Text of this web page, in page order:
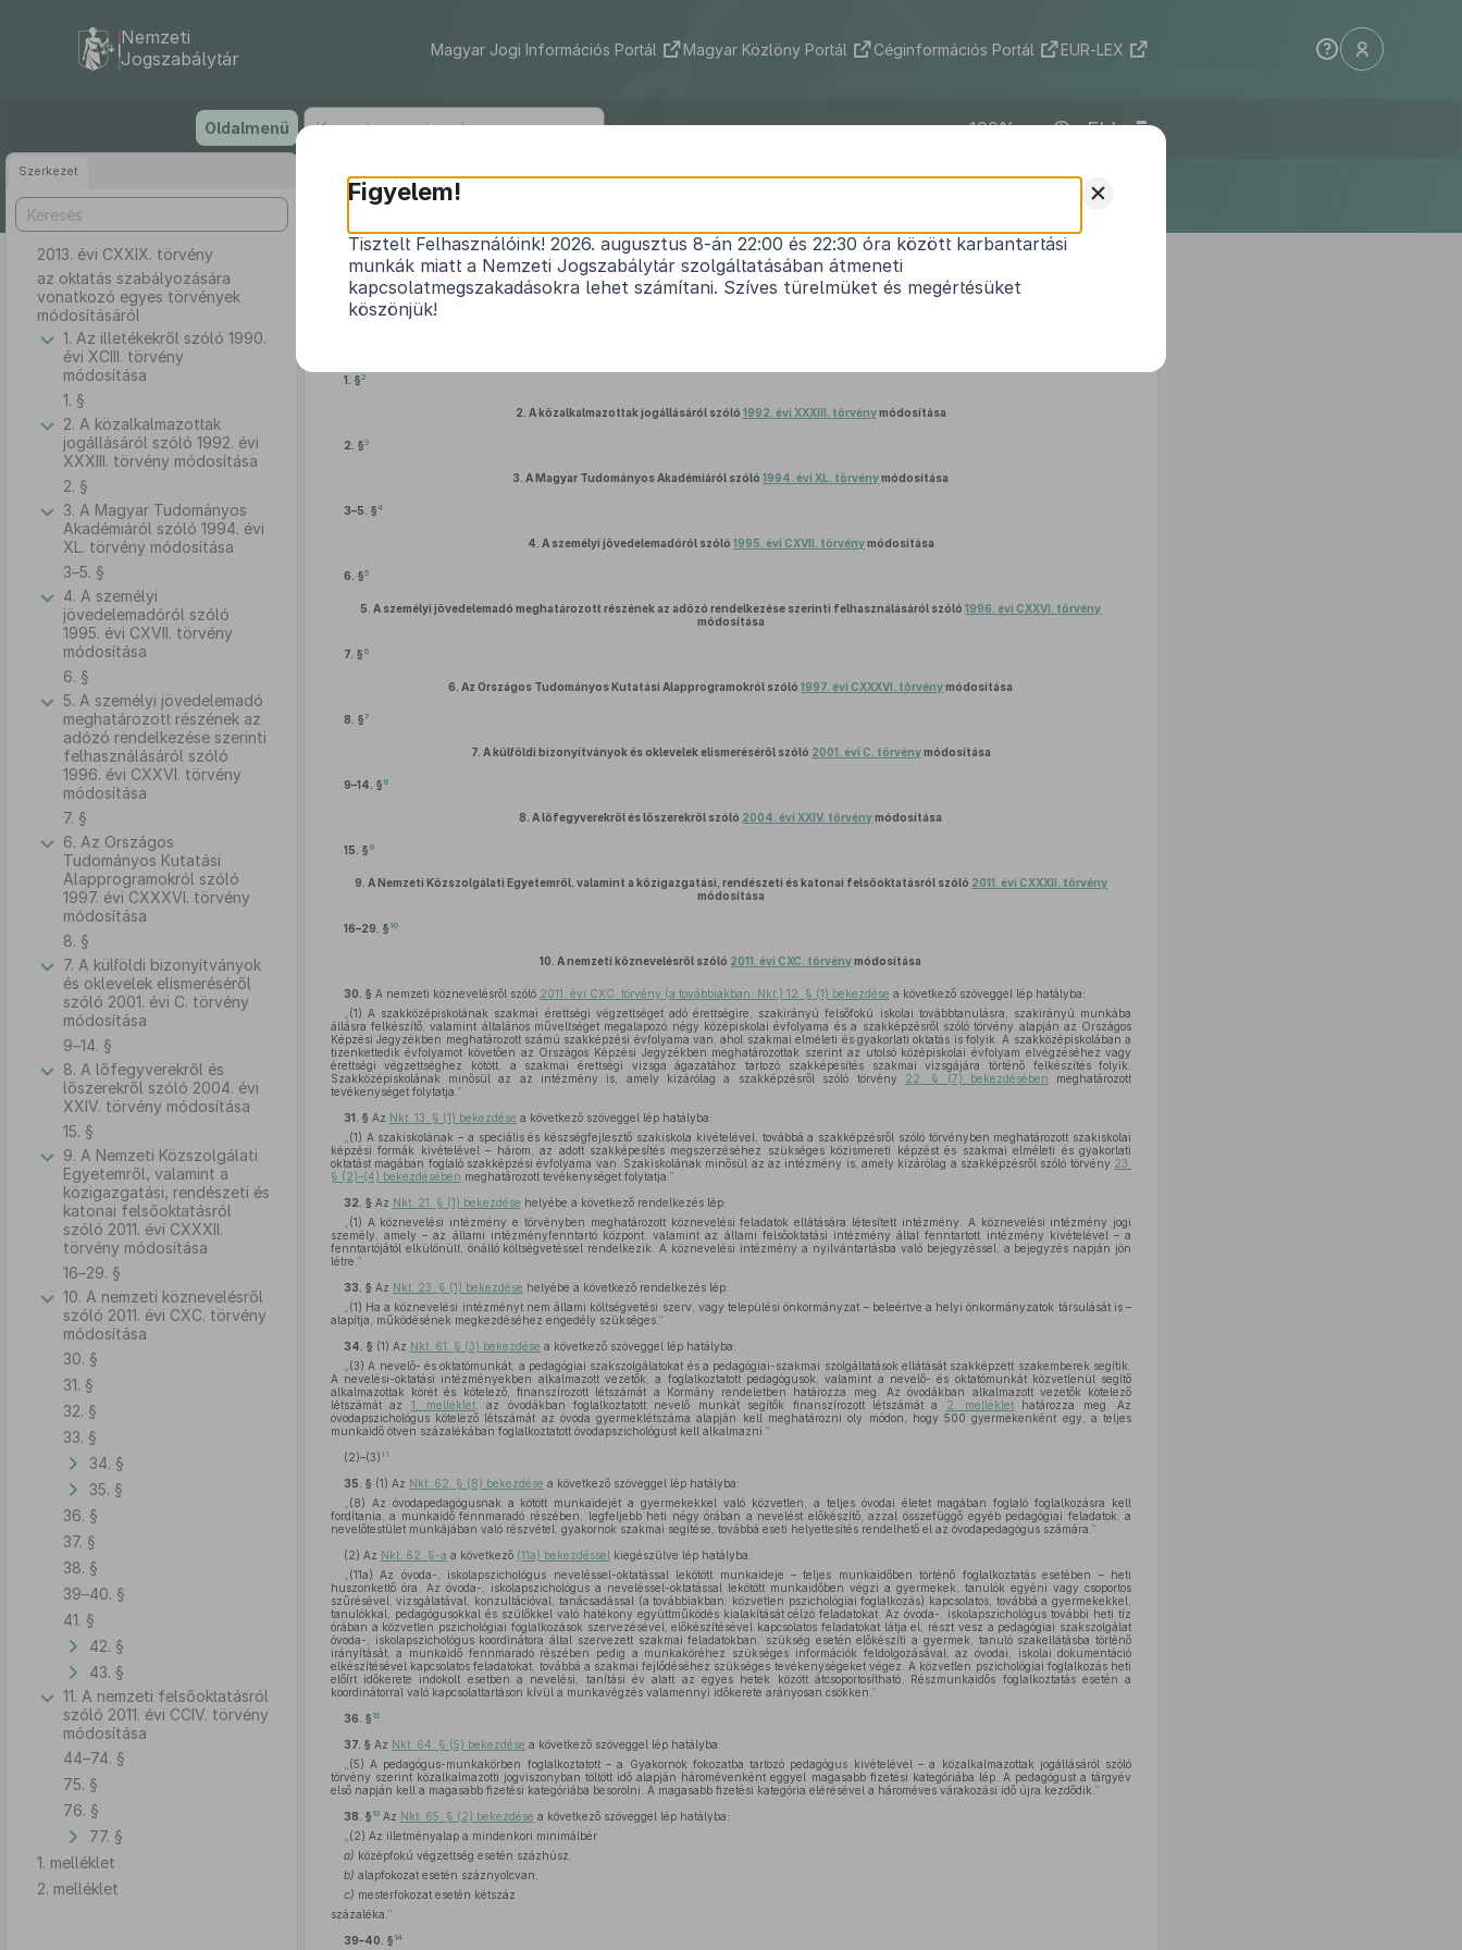
tartalomra
Nemzeti
Jogszabálytár
Magyar Jogi Információs Portál Magyar Közlöny Portál Céginformációs Portál EUR-LEX
Oldalmenü ELI
Szerkezet
2013. évi CXXIX. törvény
az oktatás szabályozására
vonatkozó egyes törvények
módosításáról
1. Az illetékekről szóló 1990.
évi XCIII. törvény
módosítása
1. §
2. A közalkalmazottak
jogállásáról szóló 1992. évi
XXXIII. törvény módosítása
2. §
3. A Magyar Tudományos
Akadémiáról szóló 1994. évi
XL. törvény módosítása
3–5. §
4. A személyi
jövedelemadóról szóló
1995. évi CXVII. törvény
módosítása
6. §
5. A személyi jövedelemadó
meghatározott részének az
adózó rendelkezése szerinti
felhasználásáról szóló
1996. évi CXXVI. törvény
módosítása
7. §
6. Az Országos
Tudományos Kutatási
Alapprogramokról szóló
1997. évi CXXXVI. törvény
módosítása
8. §
7. A külföldi bizonyítványok
és oklevelek elismeréséről
szóló 2001. évi C. törvény
módosítása
9–14. §
8. A lőfegyverekről és
lőszerekről szóló 2004. évi
XXIV. törvény módosítása
15. §
9. A Nemzeti Közszolgálati
Egyetemről, valamint a
közigazgatási, rendészeti és
katonai felsőoktatásról
szóló 2011. évi CXXXII.
törvény módosítása
16–29. §
10. A nemzeti köznevelésről
szóló 2011. évi CXC. törvény
módosítása
30. §
31. §
32. §
33. §
34. §
35. §
36. §
37. §
38. §
39–40. §
41. §
42. §
43. §
11. A nemzeti felsőoktatásról
szóló 2011. évi CCIV. törvény
módosítása
44–74. §
75. §
76. §
77. §
1. melléklet
2. melléklet
2013. évi CXXIX. törvény
az oktatás szabályozására vonatkozó egyes törvények módosításáról
Hatályos: 2014. 03. 16. – 2017. 12. 11.
1. §2
2. A közalkalmazottak jogállásáról szóló 1992. évi XXXIII. törvénymódosítása
2. §3
3. A Magyar Tudományos Akadémiáról szóló1994. évi XL. törvénymódosítása
3–5. §4
4. A személyi jövedelemadóról szóló 1995. évi CXVII. törvénymódosítása
6. §5
5. A személyi jövedelemadó meghatározott részének az adózó rendelkezése szerinti felhasználásáról szóló1996. évi CXXVI. törvény
módosítása
7. § 6
6. Az Országos Tudományos Kutatási Alapprogramokról szóló1997. évi CXXXVI. törvénymódosítása
8. §7
7. A külföldi bizonyítványok és oklevelek elismeréséről szóló 2001. évi C. törvénymódosítása
9–14. § 8
8. A lőfegyverekről és lőszerekről szóló 2004. évi XXIV. törvénymódosítása
15. § 9
9. A Nemzeti Közszolgálati Egyetemről, valamint a közigazgatási, rendészeti és katonai felsőoktatásról szóló 2011. évi CXXXII. törvény
módosítása
16–29. § 10
10. A nemzeti köznevelésről szóló 2011. évi CXC. törvénymódosítása
30. § A nemzeti köznevelésről szóló 2011. évi CXC. törvény (a továbbiakban: Nkt.) 12. § (1) bekezdése a következő szöveggel lép hatályba:
„(1) A szakközépiskolának szakmai érettségi végzettséget adó érettségire, szakirányú felsőfokú iskolai továbbtanulásra, szakirányú munkába
állásra felkészítő, valamint általános műveltséget megalapozó négy középiskolai évfolyama és a szakképzésről szóló törvény alapján az Országos
Képzési Jegyzékben meghatározott számú szakképzési évfolyama van, ahol szakmai elméleti és gyakorlati oktatás is folyik. A szakközépiskolában a
tizenkettedik évfolyamot követően az Országos Képzési Jegyzékben meghatározottak szerint az utolsó középiskolai évfolyam elvégzéséhez vagy
érettségi végzettséghez kötött, a szakmai érettségi vizsga ágazatához tartozó szakképesítés szakmai vizsgájára történő felkészítés folyik.
Szakközépiskolának minősül az az intézmény is, amely kizárólag a szakképzésről szóló törvény 22. § (7) bekezdésében meghatározott
tevékenységet folytatja.”
31. § Az Nkt. 13. § (1) bekezdése a következő szöveggel lép hatályba:
„(1) A szakiskolának – a speciális és készségfejlesztő szakiskola kivételével, továbbá a szakképzésről szóló törvényben meghatározott szakiskolai
képzési formák kivételével – három, az adott szakképesítés megszerzéséhez szükséges közismereti képzést és szakmai elméleti és gyakorlati
oktatást magában foglaló szakképzési évfolyama van. Szakiskolának minősül az az intézmény is, amely kizárólag a szakképzésről szóló törvény 23.
§ (2)–(4) bekezdésében meghatározott tevékenységet folytatja.”
32. § Az Nkt. 21. § (1) bekezdése helyébe a következő rendelkezés lép:
„(1) A köznevelési intézmény e törvényben meghatározott köznevelési feladatok ellátására létesített intézmény. A köznevelési intézmény jogi
személy, amely – az állami intézményfenntartó központ, valamint az állami felsőoktatási intézmény által fenntartott intézmény kivételével – a
fenntartójától elkülönült, önálló költségvetéssel rendelkezik. A köznevelési intézmény a nyilvántartásba való bejegyzéssel, a bejegyzés napján jön
létre.”
33. § Az Nkt. 23. § (1) bekezdése helyébe a következő rendelkezés lép:
„(1) Ha a köznevelési intézményt nem állami költségvetési szerv, vagy települési önkormányzat – beleértve a helyi önkormányzatok társulását is –
alapítja, működésének megkezdéséhez engedély szükséges.”
34. § (1) Az Nkt. 61. § (3) bekezdése a következő szöveggel lép hatályba:
„(3) A nevelő- és oktatómunkát, a pedagógiai szakszolgálatokat és a pedagógiai-szakmai szolgáltatások ellátását szakképzett szakemberek segítik.
A nevelési-oktatási intézményekben alkalmazott vezetők, a foglalkoztatott pedagógusok, valamint a nevelő- és oktatómunkát közvetlenül segítő
alkalmazottak körét és kötelező, finanszírozott létszámát a Kormány rendeletben határozza meg. Az óvodákban alkalmazott vezetők kötelező
létszámát az 1. melléklet, az óvodákban foglalkoztatott nevelő munkát segítők finanszírozott létszámát a 2. melléklet határozza meg. Az
óvodapszichológus kötelező létszámát az óvoda gyermeklétszáma alapján kell meghatározni oly módon, hogy 500 gyermekenként egy, a teljes
munkaidő ötven százalékában foglalkoztatott óvodapszichológust kell alkalmazni.”
(2)–(3) 11
35. § (1) Az Nkt. 62. § (8) bekezdése a következő szöveggel lép hatályba:
„(8) Az óvodapedagógusnak a kötött munkaidejét a gyermekekkel való közvetlen, a teljes óvodai életet magában foglaló foglalkozásra kell
fordítania, a munkaidő fennmaradó részében, legfeljebb heti négy órában a nevelést előkészítő, azzal összefüggő egyéb pedagógiai feladatok, a
nevelőtestület munkájában való részvétel, gyakornok szakmai segítése, továbbá eseti helyettesítés rendelhető el az óvodapedagógus számára.”
(2) Az Nkt. 62. §-a a következő (11a) bekezdéssel kiegészülve lép hatályba:
„(11a) Az óvoda-, iskolapszichológus neveléssel-oktatással lekötött munkaideje – teljes munkaidőben történő foglalkoztatás esetében – heti
huszonkettő óra. Az óvoda-, iskolapszichológus a neveléssel-oktatással lekötött munkaidőben végzi a gyermekek, tanulók egyéni vagy csoportos
szűrésével, vizsgálatával, konzultációval, tanácsadással (a továbbiakban: közvetlen pszichológiai foglalkozás) kapcsolatos, továbbá a gyermekekkel,
tanulókkal, pedagógusokkal és szülőkkel való hatékony együttműködés kialakítását célzó feladatokat. Az óvoda-, iskolapszichológus további heti tíz
órában a közvetlen pszichológiai foglalkozások szervezésével, előkészítésével kapcsolatos feladatokat látja el, részt vesz a pedagógiai szakszolgálat
óvoda-, iskolapszichológus koordinátora által szervezett szakmai feladatokban, szükség esetén előkészíti a gyermek, tanuló szakellátásba történő
irányítását, a munkaidő fennmaradó részében pedig a munkaköréhez szükséges információk feldolgozásával, az óvodai, iskolai dokumentáció
elkészítésével kapcsolatos feladatokat, továbbá a szakmai fejlődéséhez szükséges tevékenységeket végez. A közvetlen pszichológiai foglalkozás heti
előírt időkerete indokolt esetben a nevelési, tanítási év alatt az egyes hetek között átcsoportosítható. Részmunkaidős foglalkoztatás esetén a
koordinátorral való kapcsolattartáson kívül a munkavégzés valamennyi időkerete arányosan csökken.”
36. § 12
37. § Az Nkt. 64. § (5) bekezdése a következő szöveggel lép hatályba:
„(5) A pedagógus-munkakörben foglalkoztatott – a Gyakornok fokozatba tartozó pedagógus kivételével – a közalkalmazottak jogállásáról szóló
törvény szerint közalkalmazotti jogviszonyban töltött idő alapján háromévenként eggyel magasabb fizetési kategóriába lép. A pedagógust a tárgyév
első napján kell a magasabb fizetési kategóriába besorolni. A magasabb fizetési kategória elérésével a hároméves várakozási idő újra kezdődik.”
38. § 13 Az Nkt. 65. § (2) bekezdése a következő szöveggel lép hatályba:
„(2) Az illetményalap a mindenkori minimálbér
a) középfokú végzettség esetén százhúsz,
b) alapfokozat esetén száznyolcvan,
c) mesterfokozat esetén kétszáz
százaléka.”
39–40. § 14
+
Figyelem!
Tisztelt Felhasználóink! 2026. augusztus 8-án 22:00 és 22:30 óra között karbantartási
munkák miatt a Nemzeti Jogszabálytár szolgáltatásában átmeneti
kapcsolatmegszakadásokra lehet számítani. Szíves türelmüket és megértésüket
köszönjük!